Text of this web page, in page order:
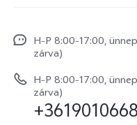
V70 FE
Y31 5G
Rendszerfrissítés
vivo Jótállási Politika
Vevőszolgálati
LUT-ok letöltése a Log
Jogi szabályozás
Rólunk
vivo Személyes Adatok
H–P 8:00–17:00,
zárva)
H–P 8:00–17:00,
zárva)
+3619010668